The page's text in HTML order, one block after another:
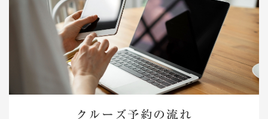
クルーズ予約の流れ